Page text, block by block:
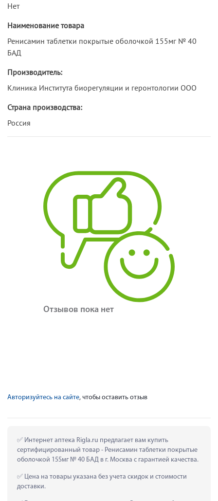
Нет
Наименование товара
Ренисамин таблетки покрытые оболочкой 155мг № 40
БАД
Производитель:
Клиника Института биорегуляции и геронтологии ООО
Страна производства:
Россия
Отзывов пока нет
Авторизуйтесь на сайте, чтобы оставить отзыв
Интернет аптека Rigla.ru предлагает вам купить
сертифицированный товар - Ренисамин таблетки покрытые
оболочкой 155мг № 40 БАД в г. Москва с гарантией качества.
Цена на товары указана без учета скидок и стоимости
доставки.